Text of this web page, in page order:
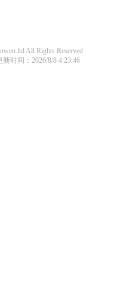
All Rights Reserved
时间：2026/8/8 4:23:46